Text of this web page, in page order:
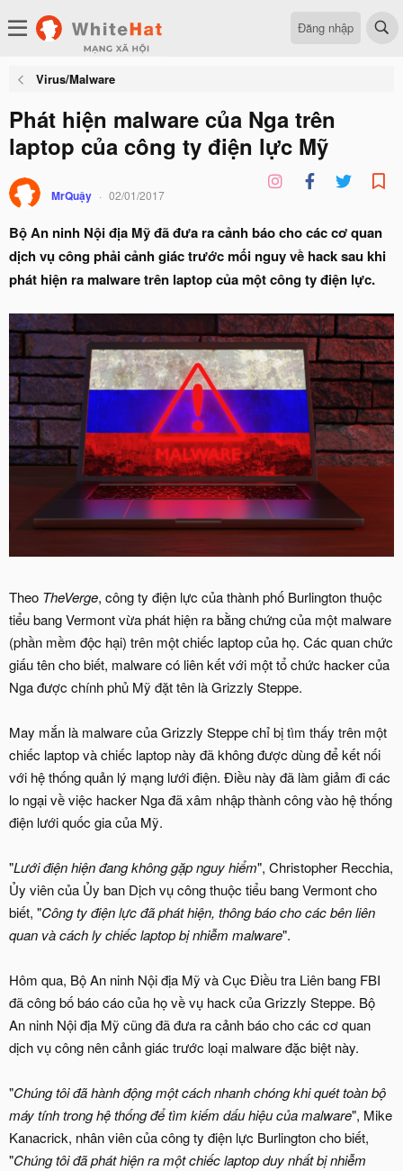
Đăng nhập
Virus/Malware
Phát hiện malware của Nga trên
laptop của công ty điện lực Mỹ
MrQuậy 02/01/2017
Bộ An ninh Nội địa Mỹ đã đưa ra cảnh báo cho các cơ quan
dịch vụ công phải cảnh giác trước mối nguy về hack sau khi
phát hiện ra malware trên laptop của một công ty điện lực.
Theo TheVerge, công ty điện lực của thành phố Burlington thuộc
tiểu bang Vermont vừa phát hiện ra bằng chứng của một malware
(phần mềm độc hại) trên một chiếc laptop của họ. Các quan chức
giấu tên cho biết, malware có liên kết với một tổ chức hacker của
Nga được chính phủ Mỹ đặt tên là Grizzly Steppe.
May mắn là malware của Grizzly Steppe chỉ bị tìm thấy trên một
chiếc laptop và chiếc laptop này đã không được dùng để kết nối
với hệ thống quản lý mạng lưới điện. Điều này đã làm giảm đi các
lo ngại về việc hacker Nga đã xâm nhập thành công vào hệ thống
điện lưới quốc gia của Mỹ.
"Lưới điện hiện đang không gặp nguy hiểm", Christopher Recchia,
Ủy viên của Ủy ban Dịch vụ công thuộc tiểu bang Vermont cho
biết, "Công ty điện lực đã phát hiện, thông báo cho các bên liên
quan và cách ly chiếc laptop bị nhiễm malware".
Hôm qua, Bộ An ninh Nội địa Mỹ và Cục Điều tra Liên bang FBI
đã công bố báo cáo của họ về vụ hack của Grizzly Steppe. Bộ
An ninh Nội địa Mỹ cũng đã đưa ra cảnh báo cho các cơ quan
dịch vụ công nên cảnh giác trước loại malware đặc biệt này.
"Chúng tôi đã hành động một cách nhanh chóng khi quét toàn bộ
máy tính trong hệ thống để tìm kiếm dấu hiệu của malware", Mike
Kanacrick, nhân viên của công ty điện lực Burlington cho biết,
"Chúng tôi đã phát hiện ra một chiếc laptop duy nhất bị nhiễm